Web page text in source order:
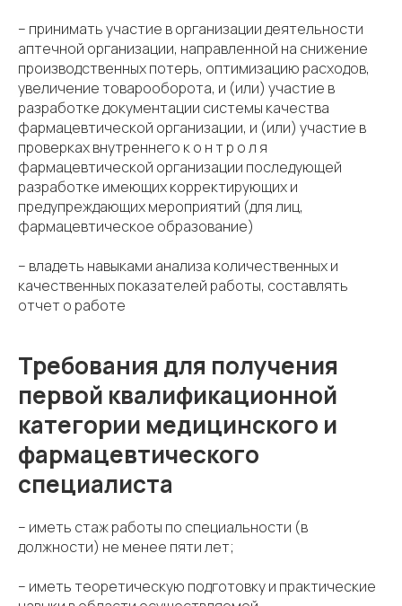
– принимать участие в организации деятельности
аптечной организации, направленной на снижение
производственных потерь, оптимизацию расходов,
увеличение товарооборота, и (или) участие в
разработке документации системы качества
фармацевтической организации, и (или) участие в
проверках внутреннего к о н т р о л я
фармацевтической организации последующей
разработке имеющих корректирующих и
предупреждающих мероприятий (для лиц,
фармацевтическое образование)
– владеть навыками анализа количественных и
качественных показателей работы, составлять
отчет о работе
Требования для получения
первой квалификационной
категории медицинского и
фармацевтического
специалиста
– иметь стаж работы по специальности (в
должности) не менее пяти лет;
– иметь теоретическую подготовку и практические